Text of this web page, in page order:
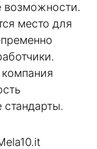
возможности.
место для
стандарты.